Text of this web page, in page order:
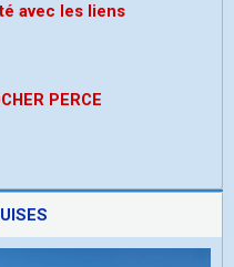
avec les liens
PERCE